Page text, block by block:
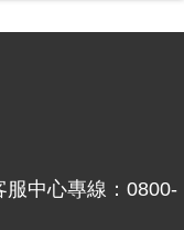
中心專線：0800-